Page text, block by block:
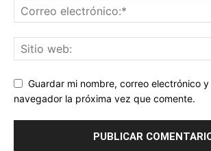
Guardar mi nombre, correo electrónico
navegador la próxima vez que comente.